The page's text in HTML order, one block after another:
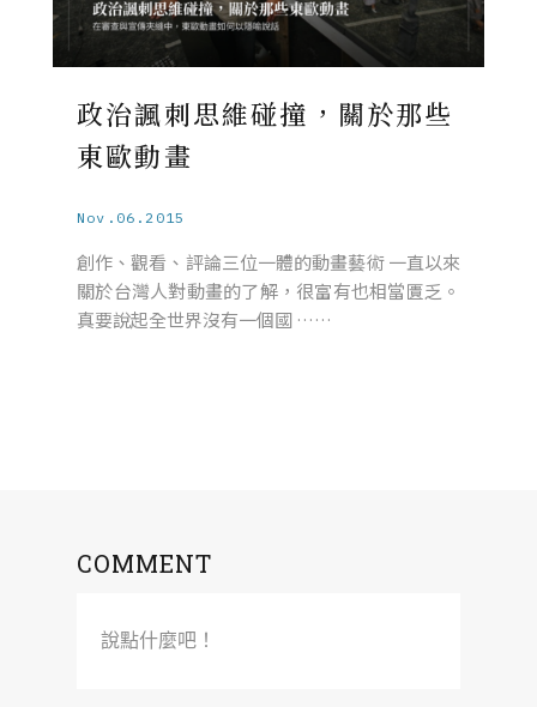
政治諷刺思維碰撞，關於那些
東歐動畫
Nov.06.2015
創作、觀看、評論三位一體的動畫藝術 一直以來
關於台灣人對動畫的了解，很富有也相當匱乏。
真要說起全世界沒有一個國 ……
COMMENT
說點什麼吧！